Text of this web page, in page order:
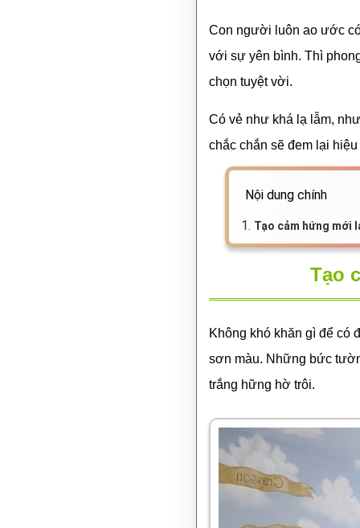
Con người luôn ao ước
với sự yên bình. Thì
chọn tuyệt vời.
Có vẻ như khá lạ lẫm,
chắc chắn sẽ đem lại
Nội dung chính
1. Tạo cảm hứng mới
Tạo
Không khó khăn gì để có
sơn màu. Những bức
trắng hững hờ trôi.